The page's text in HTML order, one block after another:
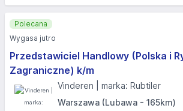
Przedstawiciel Handlowy (Polska i
Zagraniczne) k/m
Vinderen | marka: Rubtiler
Warszawa (Lubawa - 165km)
Polecana
Wygasa jutro